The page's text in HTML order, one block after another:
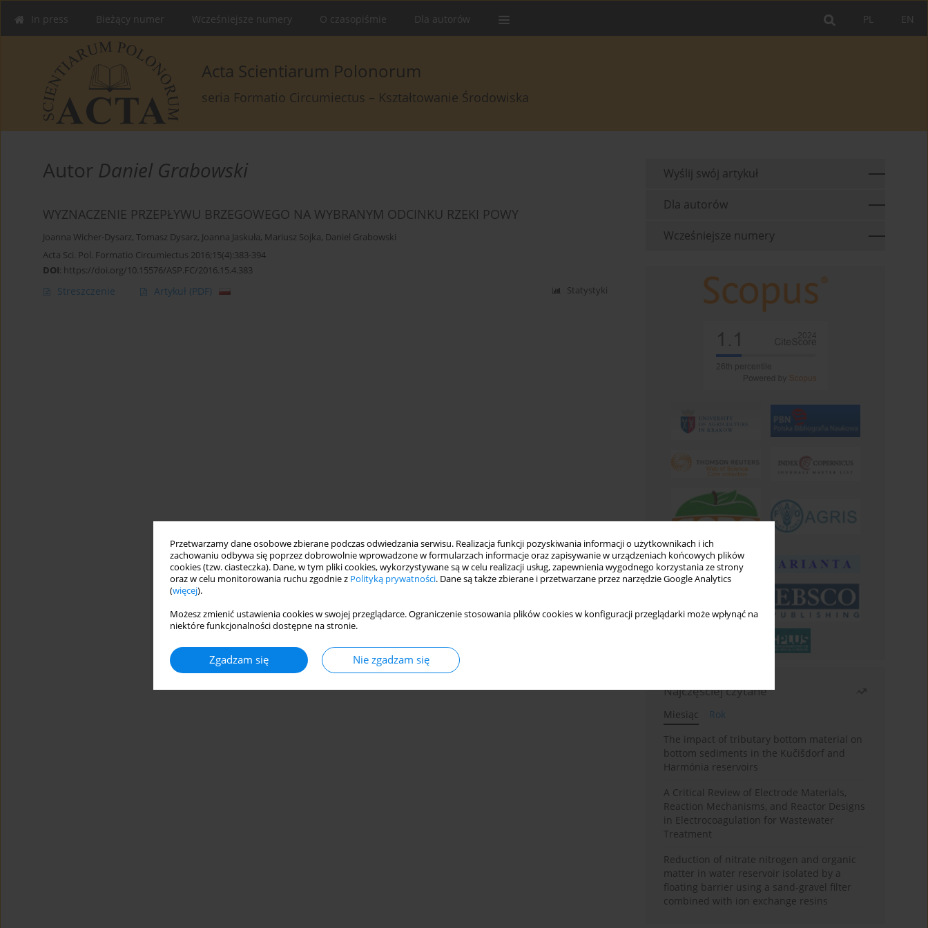
Przetwarzamy dane osobowe zbierane podczas odwiedzania serwisu. Realizacja funkcji pozyskiwania informacji o użytkownikach i ich
zachowaniu odbywa się poprzez dobrowolnie wprowadzone w formularzach informacje oraz zapisywanie w urządzeniach końcowych plików
cookies (tzw. ciasteczka). Dane, w tym pliki cookies, wykorzystywane są w celu realizacji usług, zapewnienia wygodnego korzystania ze strony
oraz w celu monitorowania ruchu zgodnie z Polityką prywatności. Dane są także zbierane i przetwarzane przez narzędzie Google Analytics
(więcej).
Możesz zmienić ustawienia cookies w swojej przeglądarce. Ograniczenie stosowania plików cookies w konfiguracji przeglądarki może wpłynąć na
niektóre funkcjonalności dostępne na stronie.
Zgadzam się Nie zgadzam się
EN
PL
In press Bieżący numer Wcześniejsze numery O czasopiśmie Dla autorów
Acta Scientiarum Polonorum
seria Formatio Circumiectus – Kształtowanie Środowiska
Autor Daniel Grabowski
WYZNACZENIE PRZEPŁYWU BRZEGOWEGO NA WYBRANYM ODCINKU RZEKI POWY
Joanna Wicher-Dysarz, Tomasz Dysarz, Joanna Jaskuła, Mariusz Sojka, Daniel Grabowski
Acta Sci. Pol. Formatio Circumiectus 2016;15(4):383-394
DOI: https://doi.org/10.15576/ASP.FC/2016.15.4.383
Streszczenie Artykuł (PDF) Statystyki
Wyślij swój artykuł
Dla autorów
Wcześniejsze numery
Najczęściej czytane
Miesiąc
Rok
The impact of tributary bottom material on
bottom sediments in the Kučišdorf and
Harmónia reservoirs
A Critical Review of Electrode Materials,
Reaction Mechanisms, and Reactor Designs
in Electrocoagulation for Wastewater
Treatment
Reduction of nitrate nitrogen and organic
matter in water reservoir isolated by a
floating barrier using a sand-gravel filter
combined with ion exchange resins